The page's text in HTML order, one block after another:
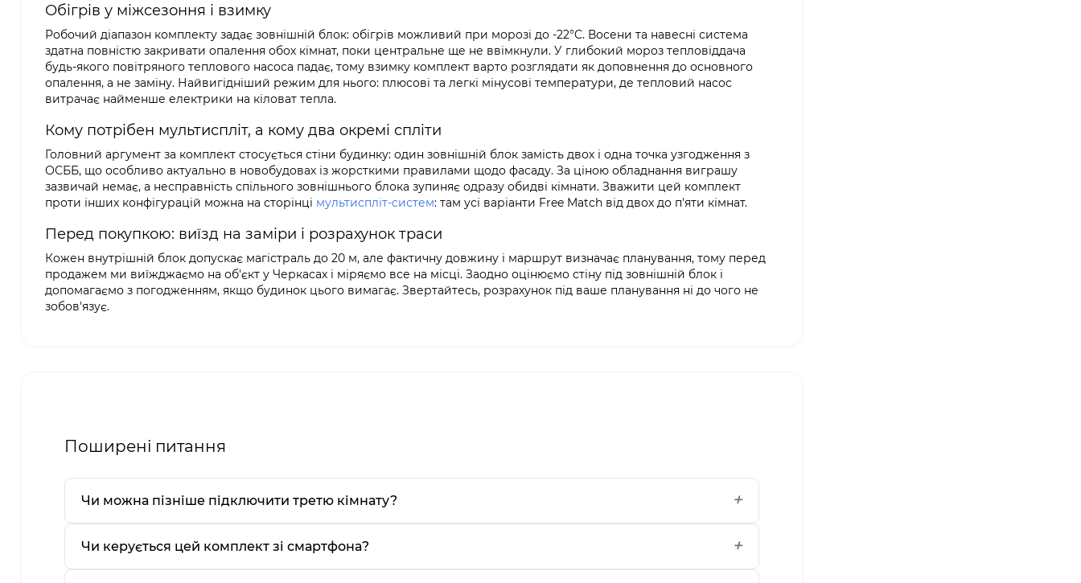
Обігрів у міжсезоння і взимку
Робочий діапазон комплекту задає зовнішній блок: обігрів можливий при морозі до -22°C. Восени та навесні система
здатна повністю закривати опалення обох кімнат, поки центральне ще не ввімкнули. У глибокий мороз тепловіддача
будь-якого повітряного теплового насоса падає, тому взимку комплект варто розглядати як доповнення до основного
опалення, а не заміну. Найвигідніший режим для нього: плюсові та легкі мінусові температури, де тепловий насос
витрачає найменше електрики на кіловат тепла.
Кому потрібен мультиспліт, а кому два окремі спліти
Головний аргумент за комплект стосується стіни будинку: один зовнішній блок замість двох і одна точка узгодження з
ОСББ, що особливо актуально в новобудовах із жорсткими правилами щодо фасаду. За ціною обладнання виграшу
зазвичай немає, а несправність спільного зовнішнього блока зупиняє одразу обидві кімнати. Зважити цей комплект
проти інших конфігурацій можна на сторінці мультиспліт-систем: там усі варіанти Free Match від двох до п'яти кімнат.
Перед покупкою: виїзд на заміри і розрахунок траси
Кожен внутрішній блок допускає магістраль до 20 м, але фактичну довжину і маршрут визначає планування, тому перед
продажем ми виїжджаємо на об'єкт у Черкасах і міряємо все на місці. Заодно оцінюємо стіну під зовнішній блок і
допомагаємо з погодженням, якщо будинок цього вимагає. Звертайтесь, розрахунок під ваше планування ні до чого не
зобов'язує.
Поширені питання
Чи можна пізніше підключити третю кімнату?
Чи керується цей комплект зі смартфона?